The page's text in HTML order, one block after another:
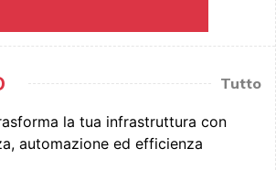
Tutto
la tua infrastruttura con
automazione ed efficienza